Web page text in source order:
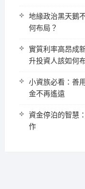
地緣政治黑天鵝
何布局？
實質利率高昂成
升投資人該如何
小資族必看：善
金不再遙遠
資金停泊的智慧
作